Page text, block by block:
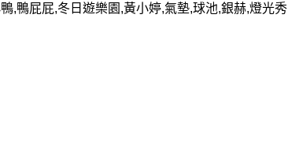
,鴨屁屁,冬日遊樂園,黃小婷,氣墊,球池,銀赫,燈光秀